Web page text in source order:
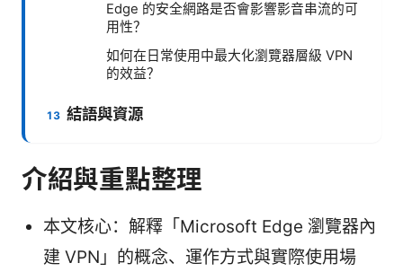
Edge 的安全網路是否會影響影音串流的可
用性？
如何在日常使用中最大化瀏覽器層級 VPN
的效益？
結語與資源
介紹與重點整理
本文核心：解釋「Microsoft Edge 瀏覽器內
建 VPN」的概念、運作方式與實際使用場